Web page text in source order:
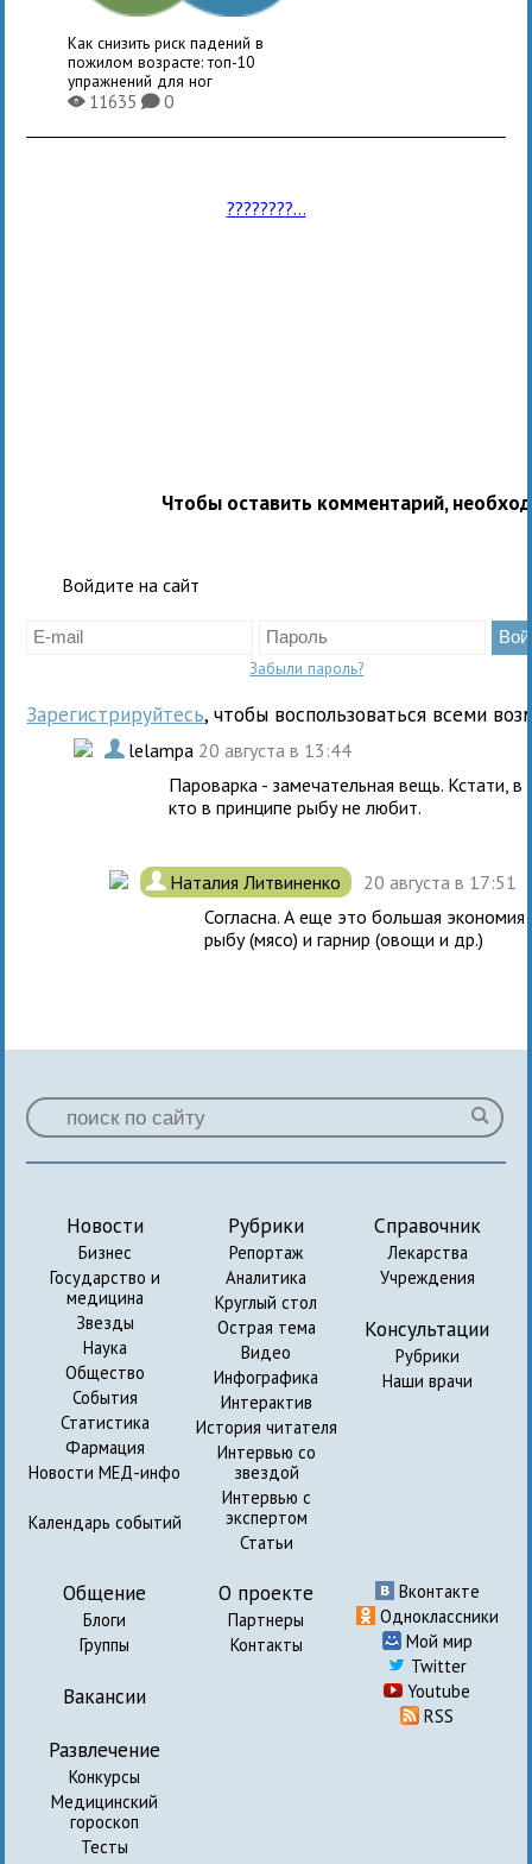
Как снизить риск падений в
пожилом возрасте: топ-10
упражнений для ног
X11635K0
????????...
Чтобы оставить комментарий,
Войдите на сайт
Забыли пароль?
Зарегистрируйтесь, чтобы воспользоваться всеми
. lelampa 20 августа в 13:44
Пароварка - замечательная вещь. Кстати,
кто в принципе рыбу не любит.
. Наталия Литвиненко
20 августа в 17:51
Согласна. А еще это большая
рыбу (мясо) и гарнир (овощи и др.)
Новости
Бизнес
Государство и
медицина
Звезды
Наука
Общество
События
Статистика
Фармация
Новости МЕД-инфо
Календарь событий
Рубрики
Репортаж
Аналитика
Круглый стол
Острая тема
Видео
Инфографика
Интерактив
История читателя
Интервью со
звездой
Интервью с
экспертом
Статьи
Справочник
Лекарства
Учреждения
Консультации
Рубрики
Наши врачи
Общение
Блоги
Группы
Вакансии
Развлечение
Конкурсы
Медицинский
гороскоп
Тесты
О проекте
Партнеры
Контакты
Вконтакте
Одноклассники
Мой мир
Twitter
Youtube
RSS